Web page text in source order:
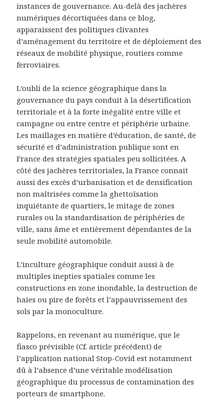
instances de gouvernance. Au-delà des jachères
numériques décortiquées dans ce blog,
apparaissent des politiques clivantes
d’aménagement du territoire et de déploiement des
réseaux de mobilité physique, routiers comme
ferroviaires.
L’oubli de la science géographique dans la
gouvernance du pays conduit à la désertification
territoriale et à la forte inégalité entre ville et
campagne ou entre centre et périphérie urbaine.
Les maillages en matière d’éducation, de santé, de
sécurité et d’administration publique sont en
France des stratégies spatiales peu sollicitées. A
côté des jachères territoriales, la France connait
aussi des excès d’urbanisation et de densification
non maîtrisées comme la ghettoïsation
inquiétante de quartiers, le mitage de zones
rurales ou la standardisation de périphéries de
ville, sans âme et entièrement dépendantes de la
seule mobilité automobile.
L’inculture géographique conduit aussi à de
multiples inepties spatiales comme les
constructions en zone inondable, la destruction de
haies ou pire de forêts et l’appauvrissement des
sols par la monoculture.
Rappelons, en revenant au numérique, que le
fiasco prévisible (Cf. article précédent) de
l’application national Stop-Covid est notamment
dû à l’absence d’une véritable modélisation
géographique du processus de contamination des
porteurs de smartphone.